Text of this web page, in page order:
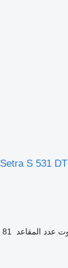
Setra S 531
عدد المقاعد
81